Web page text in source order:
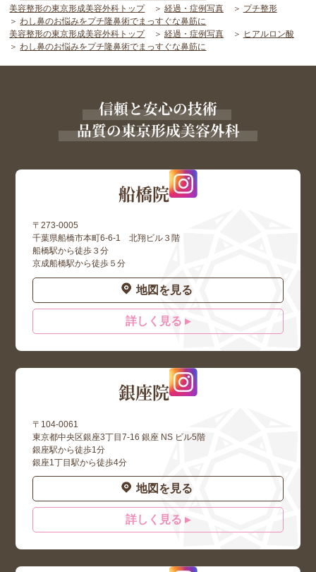
美容整形の東京形成美容外科トップ
経過・症例写真
プチ整形
わし鼻のお悩みをプチ隆鼻術でまっすぐな鼻筋に
美容整形の東京形成美容外科トップ
経過・症例写真
ヒアルロン酸
わし鼻のお悩みをプチ隆鼻術でまっすぐな鼻筋に
信頼と安心の技術
品質の東京形成美容外科
船橋院
〒273-0005
千葉県船橋市本町6-6-1 北翔ビル３階
船橋駅から徒歩３分
京成船橋駅から徒歩５分
地図を見る
詳しく見る ▸
銀座院
〒104-0061
東京都中央区銀座3丁目7-16 銀座 NS ビル5階
銀座駅から徒歩1分
銀座1丁目駅から徒歩4分
地図を見る
詳しく見る ▸